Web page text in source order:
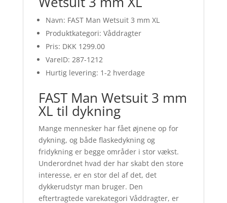
Navn: FAST Man Wetsuit 3 mm XL
Produktkategori: Våddragter
Pris: DKK 1299.00
VareID: 287-1212
Hurtig levering: 1-2 hverdage
FAST Man Wetsuit 3 mm
XL til dykning
Mange mennesker har fået øjnene op for
dykning, og både flaskedykning og
fridykning er begge områder i stor vækst.
Underordnet hvad der har skabt den store
interesse, er en stor del af det, det
dykkerudstyr man bruger. Den
eftertragtede varekategori Våddragter, er